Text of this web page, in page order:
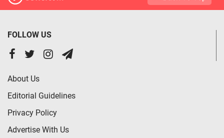
FOLLOW US
About Us
Editorial Guidelines
Privacy Policy
Advertise With Us